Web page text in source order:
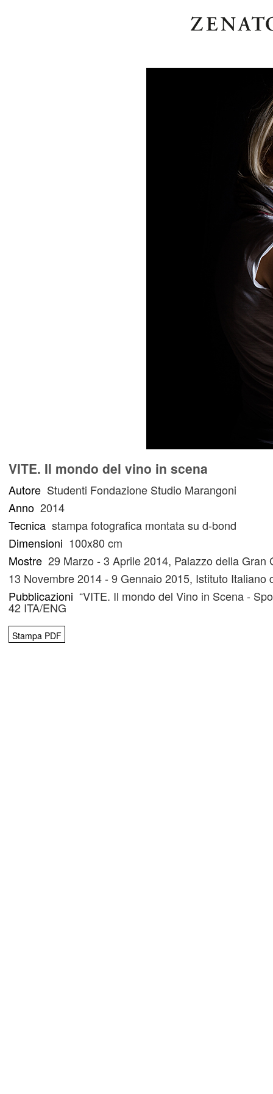
VITE. Il mondo del vino in scena
Autore Studenti Fondazione Studio Marangoni
Anno 2014
Tecnica stampa fotografica montata su d-bond
Dimensioni 100x80 cm
Mostre 29 Marzo - 3 Aprile 2014, Palazzo della Gran
13 Novembre 2014 - 9 Gennaio 2015, Istituto
Pubblicazioni “VITE. Il mondo del Vino in Scena -
42 ITA/ENG
Stampa PDF